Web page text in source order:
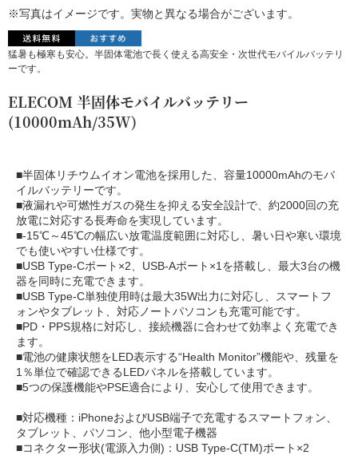
※写真はイメージです。実物と異なる場合がございます。
猛暑も極寒も安心。半固体電池で長く使える高安全・次世代モバイルバッテリ
ーです。
ELECOM 半固体モバイルバッテリー
(10000mAh/35W)
■半固体リチウムイオン電池を採用した、容量10000mAhのモバ
イルバッテリーです。
■液漏れや可燃性ガスの発生を抑える安全設計で、約2000回の充
放電に対応する長寿命を実現しています。
■-15℃～45℃の幅広い放電温度範囲に対応し、暑い日や寒い環境
でも使いやすい仕様です。
■USB Type-Cポート×2、USB-Aポート×1を搭載し、最大3台の機
器を同時に充電できます。
■USB Type-C単独使用時は最大35W出力に対応し、スマートフ
ォンやタブレット、対応ノートパソコンも充電可能です。
■PD・PPS規格に対応し、接続機器に合わせて効率よく充電でき
ます。
■電池の健康状態をLED表示する“Health Monitor”機能や、残量を
1％単位で確認できるLEDパネルを搭載しています。
■5つの保護機能やPSE適合により、安心して使用できます。
■対応機種：iPhoneおよびUSB端子で充電するスマートフォン、
タブレット、パソコン、他小型電子機器
■コネクター形状(電源入力側)：USB Type-C(TM)ポート×2